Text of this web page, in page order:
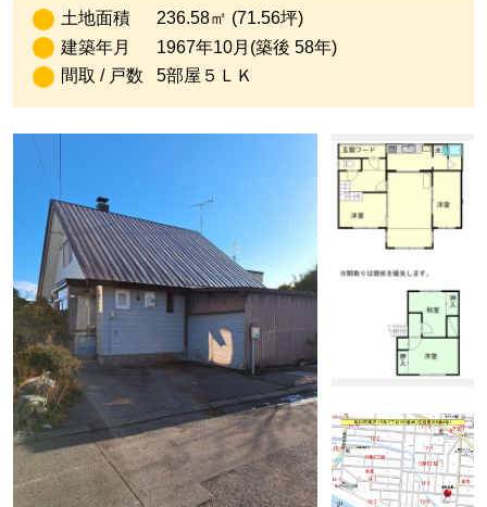
土地面積
236.58㎡ (71.56坪)
建築年月
1967年10月(築後 58年)
間取 / 戸数
5部屋５ＬＫ